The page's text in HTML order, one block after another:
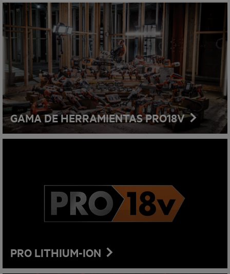
GAMA DE HERRAMIENTAS PRO18V
PRO LITHIUM-ION